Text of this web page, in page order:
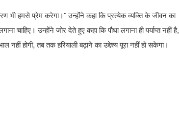
भी हमसे प्रेम करेगा।" उन्होंने कहा कि प्रत्येक व्यक्ति के जीवन का
उन्होंने जोर देते हुए कहा कि पौधा लगाना ही पर्याप्त नहीं है,
होगी, तब तक हरियाली बढ़ाने का उद्देश्य पूरा नहीं हो सकेगा।